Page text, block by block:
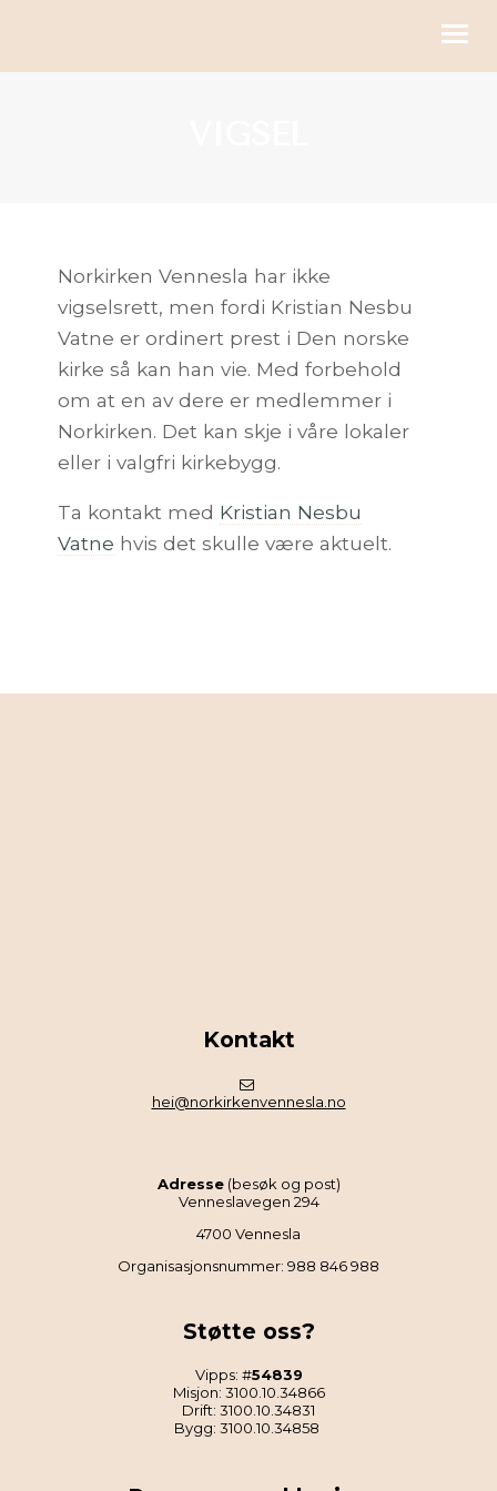
OM OSS
Norkirken Vennesla har ikke
vigselsrett, men fordi Kristian Nesbu
Vatne er ordinert prest i Den norske
kirke så kan han vie. Med forbehold
om at en av dere er medlemmer i
Norkirken. Det kan skje i våre lokaler
eller i valgfri kirkebygg.
Ta kontakt med Kristian Nesbu
Vatne hvis det skulle være aktuelt.
Kontakt
hei@norkirkenvennesla.no
Adresse(besøk og post)
Venneslavegen 294
4700 Vennesla
Organisasjonsnummer: 988 846 988
Støtte oss?
Vipps: #54839
Misjon: 3100.10.34866
Drift: 3100.10.34831
Bygg: 3100.10.34858